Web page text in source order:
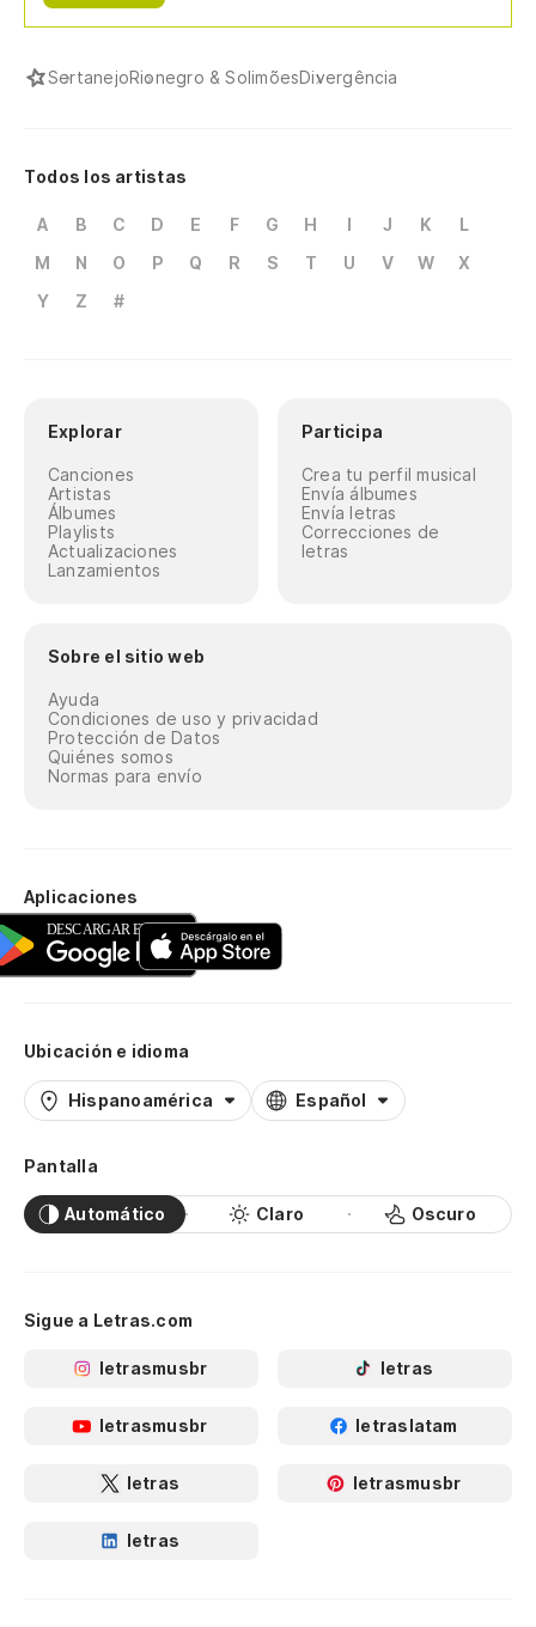
SertanejoRionegro & SolimõesDivergência
Todos los artistas
A B C D E F G H I J K
L
M
N O P Q R S T U V W
X
Y
Z #
Explorar
Canciones
Artistas
Álbumes
Playlists
Actualizaciones
Lanzamientos
Participa
Crea tu perfil musical
Envía álbumes
Envía letras
Correcciones de
letras
Sobre el sitio web
Ayuda
Condiciones de uso y privacidad
Protección de Datos
Quiénes somos
Normas para envío
Aplicaciones
Ubicación e idioma
Hispanoamérica Español
Pantalla
Automático Claro Oscuro
Sigue a Letras.com
letrasmusbr letras
letrasmusbr letraslatam
letras letrasmusbr
letras